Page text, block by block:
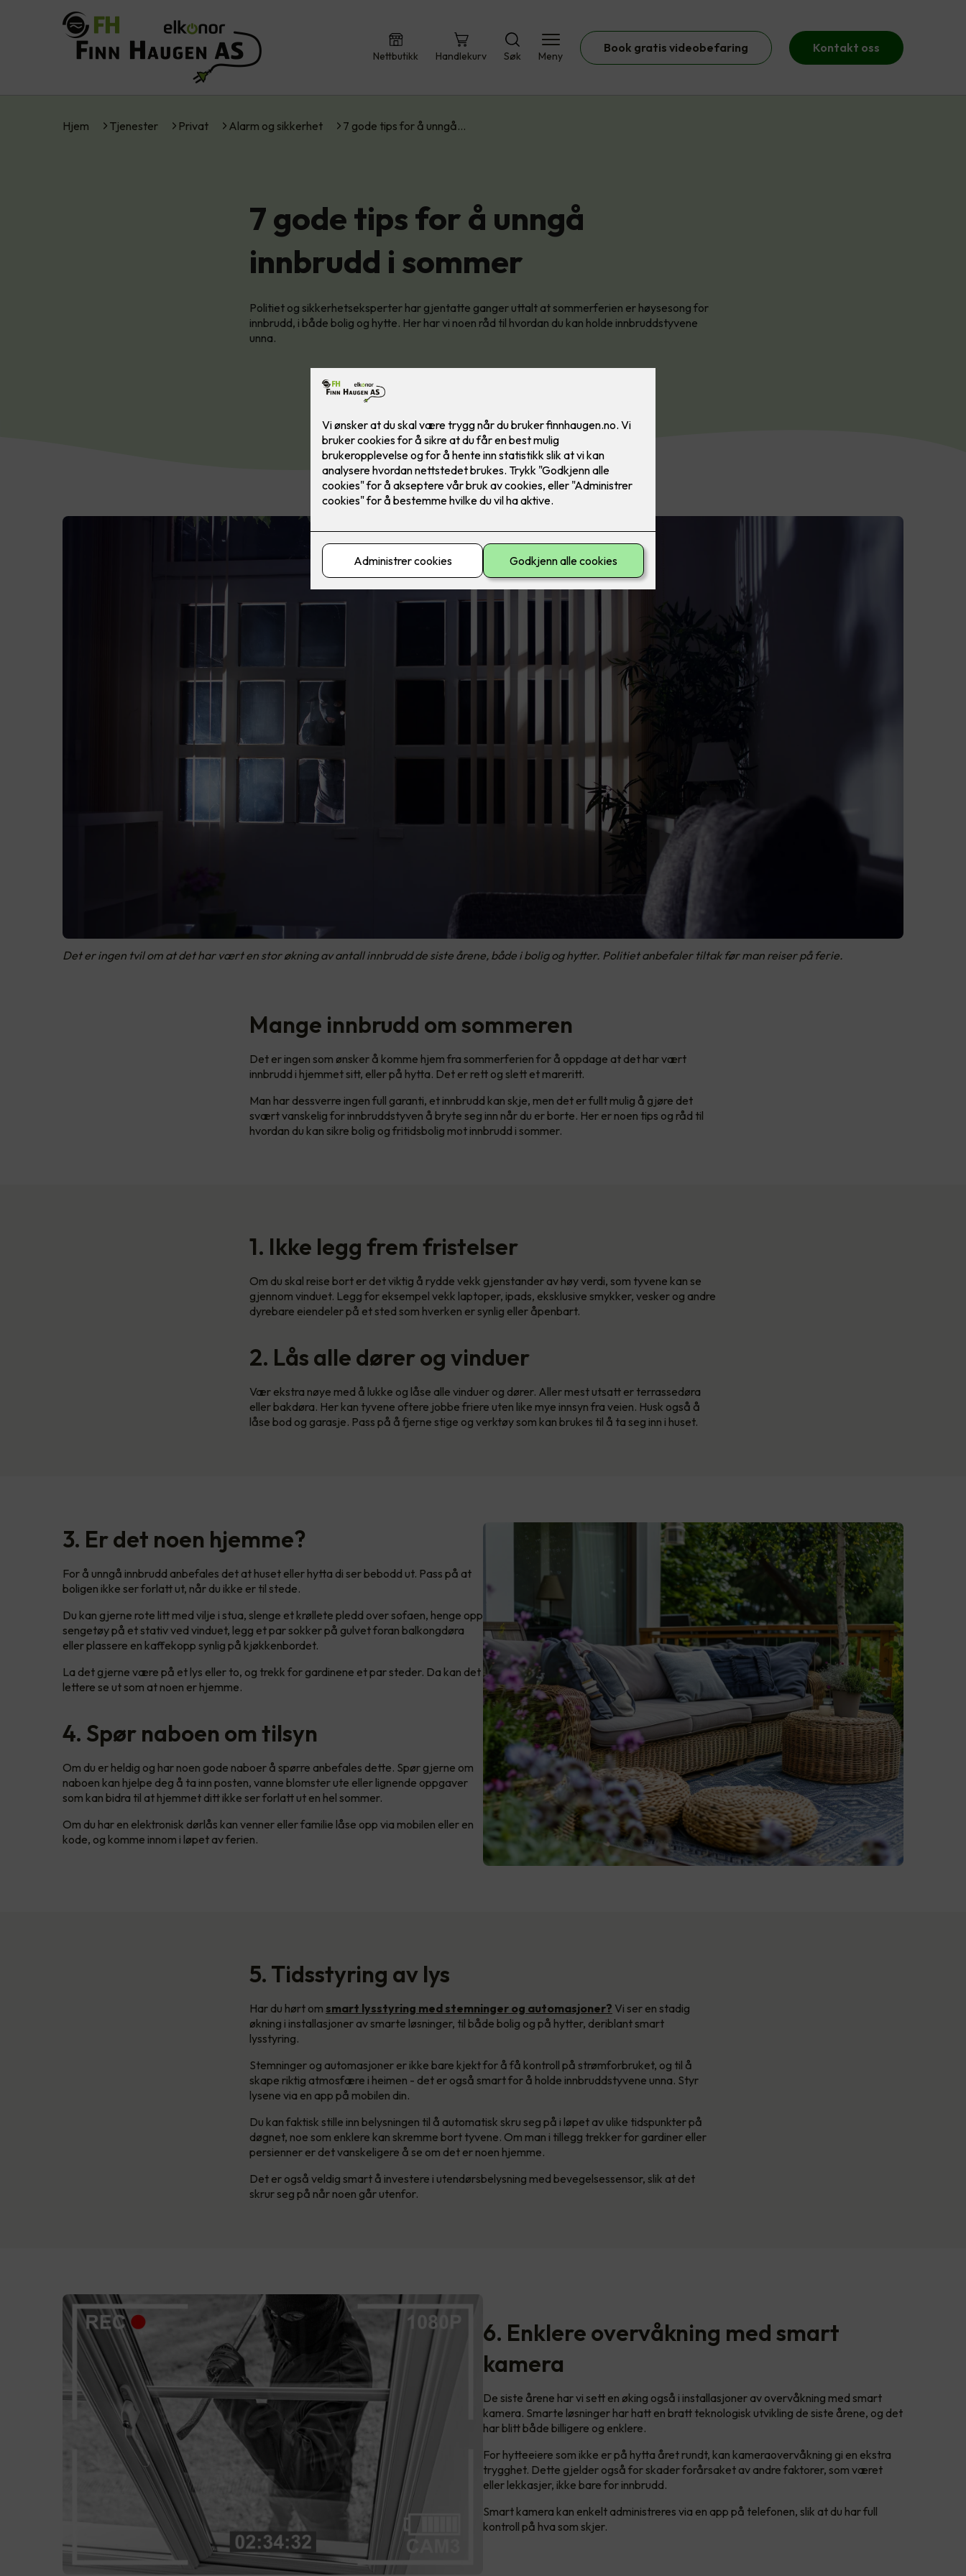
Nettbutikk Handlekurv Søk Meny
Book gratis videobefaring Kontakt oss
Hjem Tjenester Privat Alarm og sikkerhet 7 gode tips for å unngå…
7 gode tips for å unngå
innbrudd i sommer
Politiet og sikkerhetseksperter har gjentatte ganger uttalt at sommerferien er høysesong for
innbrudd, i både bolig og hytte. Her har vi noen råd til hvordan du kan holde innbruddstyvene
unna.
Det er ingen tvil om at det har vært en stor økning av antall innbrudd de siste årene, både i bolig og hytter. Politiet anbefaler tiltak før man reiser på ferie.
Mange innbrudd om sommeren
Det er ingen som ønsker å komme hjem fra sommerferien for å oppdage at det har vært
innbrudd i hjemmet sitt, eller på hytta. Det er rett og slett et mareritt.
Man har dessverre ingen full garanti, et innbrudd kan skje, men det er fullt mulig å gjøre det
svært vanskelig for innbruddstyven å bryte seg inn når du er borte. Her er noen tips og råd til
hvordan du kan sikre bolig og fritidsbolig mot innbrudd i sommer.
1. Ikke legg frem fristelser
Om du skal reise bort er det viktig å rydde vekk gjenstander av høy verdi, som tyvene kan se
gjennom vinduet. Legg for eksempel vekk laptoper, ipads, eksklusive smykker, vesker og andre
dyrebare eiendeler på et sted som hverken er synlig eller åpenbart.
2. Lås alle dører og vinduer
Vær ekstra nøye med å lukke og låse alle vinduer og dører. Aller mest utsatt er terrassedøra
eller bakdøra. Her kan tyvene oftere jobbe friere uten like mye innsyn fra veien. Husk også å
låse bod og garasje. Pass på å fjerne stige og verktøy som kan brukes til å ta seg inn i huset.
3. Er det noen hjemme?
For å unngå innbrudd anbefales det at huset eller hytta di ser bebodd ut. Pass på at
boligen ikke ser forlatt ut, når du ikke er til stede.
Du kan gjerne rote litt med vilje i stua, slenge et krøllete pledd over sofaen, henge opp
sengetøy på et stativ ved vinduet, legg et par sokker på gulvet foran balkongdøra
eller plassere en kaffekopp synlig på kjøkkenbordet.
La det gjerne være på et lys eller to, og trekk for gardinene et par steder. Da kan det
lettere se ut som at noen er hjemme.
4. Spør naboen om tilsyn
Om du er heldig og har noen gode naboer å spørre anbefales dette. Spør gjerne om
naboen kan hjelpe deg å ta inn posten, vanne blomster ute eller lignende oppgaver
som kan bidra til at hjemmet ditt ikke ser forlatt ut en hel sommer.
Om du har en elektronisk dørlås kan venner eller familie låse opp via mobilen eller en
kode, og komme innom i løpet av ferien.
5. Tidsstyring av lys
Har du hørt om smart lysstyring med stemninger og automasjoner? Vi ser en stadig
økning i installasjoner av smarte løsninger, til både bolig og på hytter, deriblant smart
lysstyring.
Stemninger og automasjoner er ikke bare kjekt for å få kontroll på strømforbruket, og til å
skape riktig atmosfære i heimen - det er også smart for å holde innbruddstyvene unna. Styr
lysene via en app på mobilen din.
Du kan faktisk stille inn belysningen til å automatisk skru seg på i løpet av ulike tidspunkter på
døgnet, noe som enklere kan skremme bort tyvene. Om man i tillegg trekker for gardiner eller
persienner er det vanskeligere å se om det er noen hjemme.
Det er også veldig smart å investere i utendørsbelysning med bevegelsessensor, slik at det
skrur seg på når noen går utenfor.
6. Enklere overvåkning med smart
kamera
De siste årene har vi sett en øking også i installasjoner av overvåkning med smart
kamera. Smarte løsninger har hatt en bratt teknologisk utvikling de siste årene, og det
har blitt både billigere og enklere.
For hytteeiere som ikke er på hytta året rundt, kan kameraovervåkning gi en ekstra
trygghet. Dette gjelder også for skader forårsaket av andre faktorer, som været
eller lekkasjer, ikke bare for innbrudd.
Smart kamera kan enkelt administreres via en app på telefonen, slik at du har full
kontroll på hva som skjer.